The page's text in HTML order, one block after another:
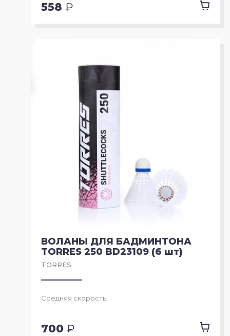
558 ₽
ВОЛАНЫ ДЛЯ БАДМИНТОНА
TORRES 250 BD23109 (6 шт)
TORRES
Средняя скорость
700 ₽